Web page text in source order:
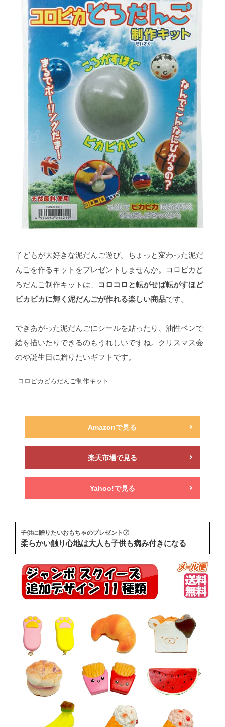
子どもが大好きな泥だんご遊び。ちょっと変わった泥だ
んごを作るキットをプレゼントしませんか。コロピカど
ろだんご制作キットは、
コロコロと転がせば転がすほど
ピカピカに輝く泥だんごが作れる楽しい商品です。
できあがった泥だんごにシールを貼ったり、油性ペンで
絵を描いたりできるのもうれしいですね。クリスマス会
のや誕生日に贈りたいギフトです。
コロピカどろだんご制作キット
Amazonで見る
楽天市場で見る
Yahoo!で見る
子供に贈りたいおもちゃのプレゼント⑦
柔らかい触り心地は大人も子供も病み付きになる